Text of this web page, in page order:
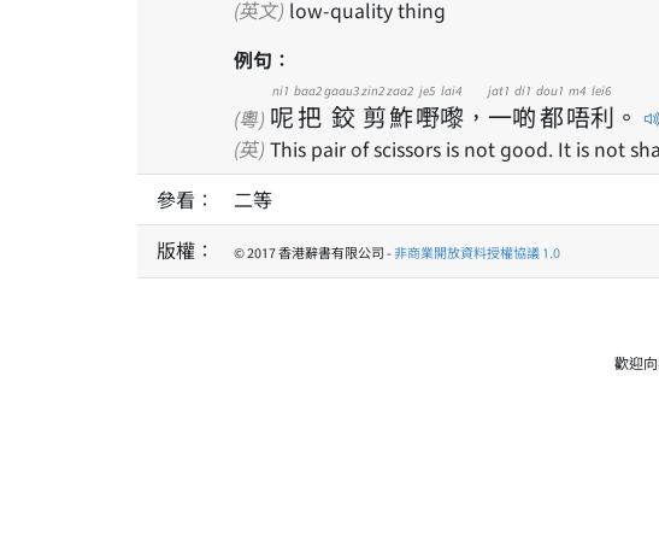
(英文) low-quality thing
例句：
(粵) 呢
ni1
把
baa2
鉸
gaau3
剪
zin2
鮓
zaa2
嘢
je5
嚟
lai4
， 一
jat1
啲
di1
都
dou1
唔
m4
利
lei6
。
(英) This pair of scissors is not good. It is not
參看：
二等
版權：
© 2017 香港辭書有限公司 -非商業開放資料授權協議 1.0
歡迎